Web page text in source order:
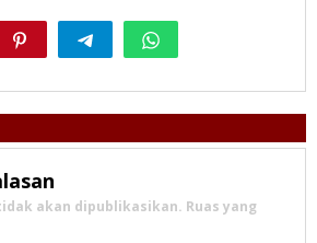
akan dipublikasikan. Ruas yang